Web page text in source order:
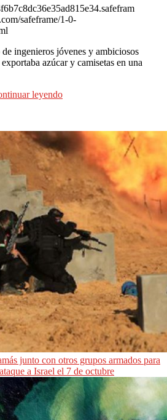
safeframe/1-0-
ingenieros jóvenes y ambiciosos
azúcar y camisetas en una
leyendo
junto con otros grupos armados para
a Israel el 7 de octubre